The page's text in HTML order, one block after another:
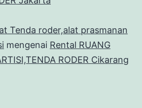
Tenda roder,alat prasmanan
mengenai Rental RUANG
RODER Cikarang